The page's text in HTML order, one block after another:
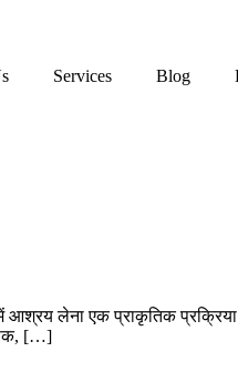
Services Blog
आश्रय लेना एक प्राकृतिक
[…]